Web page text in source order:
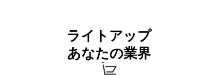
ライトアップ
あなたの業界